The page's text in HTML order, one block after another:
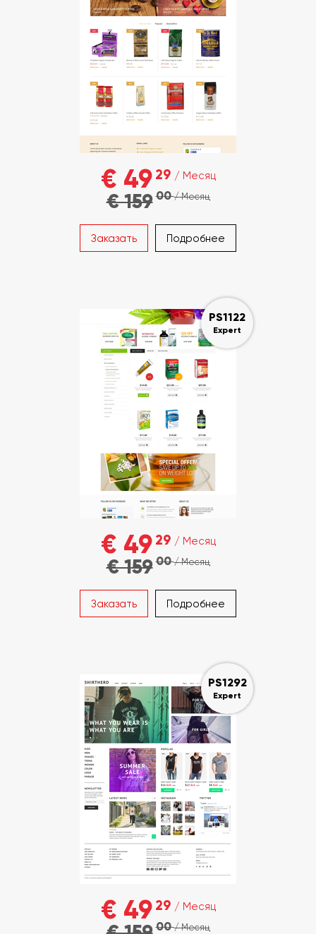
€ 49 29 / Месяц
€ 15900/ Месяц
Заказать Подробнее
PS1122
Expert
€ 49 29 / Месяц
€ 15900/ Месяц
Заказать Подробнее
PS1292
Expert
€ 49 29 / Месяц
00/ Месяц